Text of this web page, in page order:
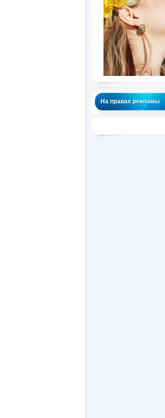
На правах рекламы